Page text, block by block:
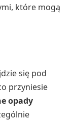
które mogą
się pod
przyniesie
opady